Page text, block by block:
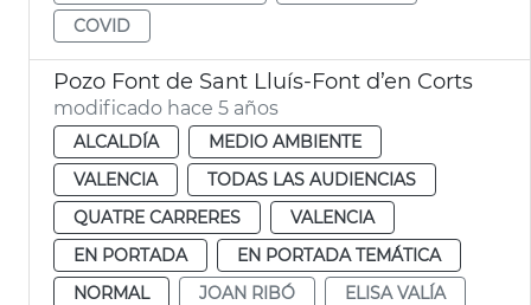
COVID
Pozo Font de Sant Lluís-Font d’en Corts
modificado hace 5 años
ALCALDÍA
MEDIO AMBIENTE
VALENCIA
TODAS LAS AUDIENCIAS
QUATRE CARRERES
VALENCIA
EN PORTADA
EN PORTADA TEMÁTICA
NORMAL
JOAN RIBÓ
ELISA VALÍA